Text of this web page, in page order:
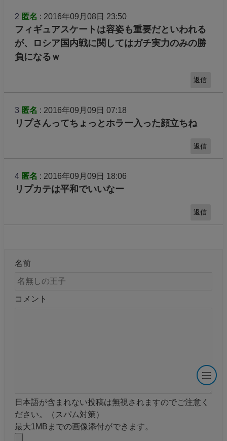
2 匿名 : 2016年09月08日 23:50
フィギュアスケートは容姿も重要だといわれる
が、ロシア国内戦に関してはガチ実力のみの勝
負になるｗ
返信
3 匿名 : 2016年09月09日 07:18
リプさんってちょっとホラー入った顔立ちね
返信
4 匿名 : 2016年09月09日 18:06
リプカテは平和でいいなー
返信
名前
コメント
最大1MBまでの画像添付ができます。
日本語が含まれない投稿は無視されますのでご注意く
ださい。（スパム対策）